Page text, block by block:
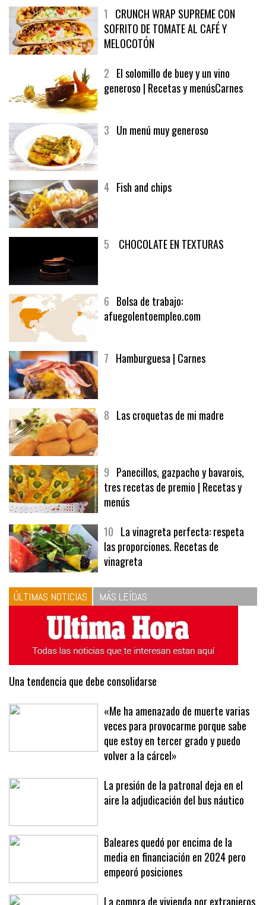
1CRUNCH WRAP SUPREME CON
SOFRITO DE TOMATE AL CAFÉ Y
MELOCOTÓN
2El solomillo de buey y un vino
6Bolsa de trabajo:
9Panecillos, gazpacho y bavarois,
tres recetas de premio | Recetas y
menús
10La vinagreta perfecta: respeta
las proporciones. Recetas de
vinagreta
ÚLTIMAS NOTICIAS MÁS LEÍDAS
Una tendencia que debe consolidarse
«Me ha amenazado de muerte varias
veces para provocarme porque sabe
que estoy en tercer grado y puedo
volver a la cárcel»
La presión de la patronal deja en el
Baleares quedó por encima de la
media en financiación en 2024 pero
empeoró posiciones